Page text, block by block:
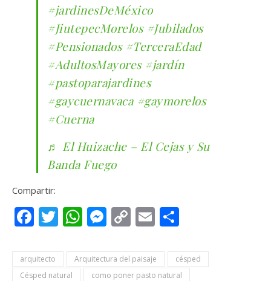
#jardinesDeMéxico
#JiutepecMorelos #Jubilados
#Pensionados #TerceraEdad
#AdultosMayores #jardín
#pastoparajardines
#gaycuernavaca #gaymorelos
#Cuerna
♬ El Huizache – El Cejas y Su
Banda Fuego
Compartir:
Facebook
Twitter
WhatsApp
Messenger
Copy
Link
Email
arquitecto Arquitectura del paisaje
césped
Césped natural
como poner pasto natural